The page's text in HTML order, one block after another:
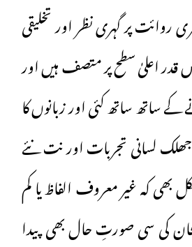
پر گہری نظر اور تخلیقی
اعلیٰ سطح پر متصف ہیں اور
کے ساتھ ساتھ کئی اور زبانوں کا
لسانی تجربات اور نت نئے
بھی کہ غیر معروف الفاظ یا کم
کی سی صورتِ حال بھی پیدا